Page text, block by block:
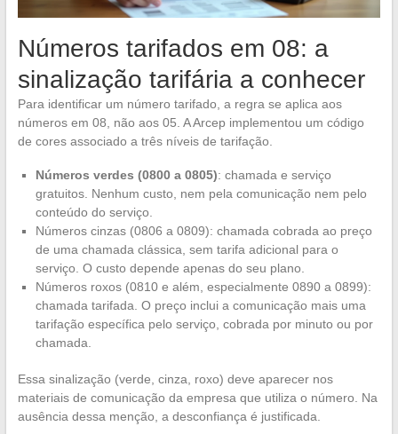
Números tarifados em 08: a
sinalização tarifária a conhecer
Para identificar um número tarifado, a regra se aplica aos
números em 08, não aos 05. A Arcep implementou um código
de cores associado a três níveis de tarifação.
Números verdes (0800 a 0805): chamada e serviço
gratuitos. Nenhum custo, nem pela comunicação nem pelo
conteúdo do serviço.
Números cinzas (0806 a 0809): chamada cobrada ao preço
de uma chamada clássica, sem tarifa adicional para o
serviço. O custo depende apenas do seu plano.
Números roxos (0810 e além, especialmente 0890 a 0899):
chamada tarifada. O preço inclui a comunicação mais uma
tarifação específica pelo serviço, cobrada por minuto ou por
chamada.
Essa sinalização (verde, cinza, roxo) deve aparecer nos
materiais de comunicação da empresa que utiliza o número. Na
ausência dessa menção, a desconfiança é justificada.